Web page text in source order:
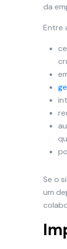
da
Entre
Se o
um